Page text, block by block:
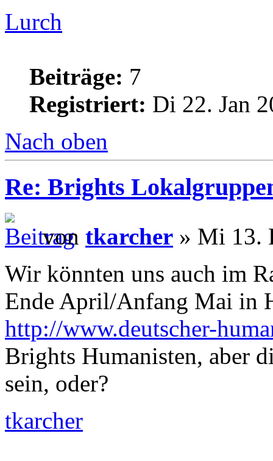
Lurch
Beiträge: 7
Registriert: Di 22. Jan
Nach oben
Re: Brights
von tkarcher » Mi 13.
Wir könnten uns auch im
Ende April/Anfang Mai in
http://www.deutscher-
Brights Humanisten, aber
sein, oder?
tkarcher